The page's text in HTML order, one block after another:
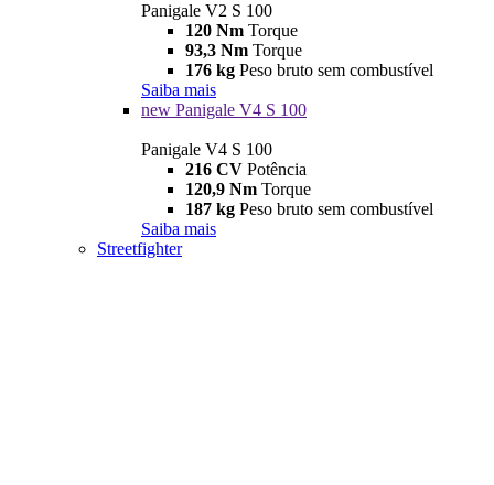
Panigale V2 S 100
120 Nm Torque
93,3 Nm Torque
176 kg Peso bruto sem combustível
Saiba mais
new Panigale V4 S 100
Panigale V4 S 100
216 CV Potência
120,9 Nm Torque
187 kg Peso bruto sem combustível
Saiba mais
Streetfighter